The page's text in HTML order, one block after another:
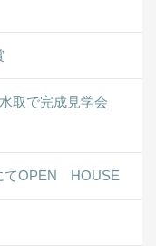
取で完成見学会
てOPEN HOUSE